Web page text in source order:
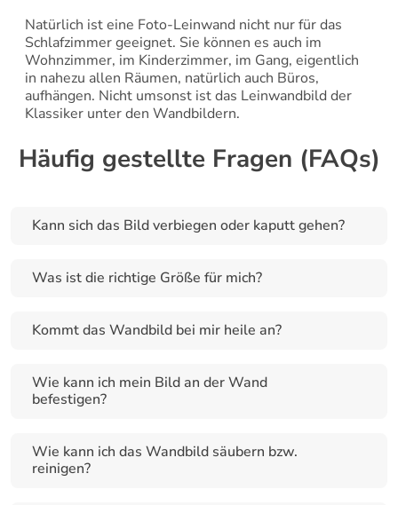
Natürlich ist eine Foto-Leinwand nicht nur für das
Schlafzimmer geeignet. Sie können es auch im
Wohnzimmer, im Kinderzimmer, im Gang, eigentlich
in nahezu allen Räumen, natürlich auch Büros,
aufhängen. Nicht umsonst ist das Leinwandbild der
Klassiker unter den Wandbildern.
Häufig gestellte Fragen (FAQs)
Kann sich das Bild verbiegen oder kaputt gehen?
Was ist die richtige Größe für mich?
Kommt das Wandbild bei mir heile an?
Wie kann ich mein Bild an der Wand
befestigen?
Wie kann ich das Wandbild säubern bzw.
reinigen?